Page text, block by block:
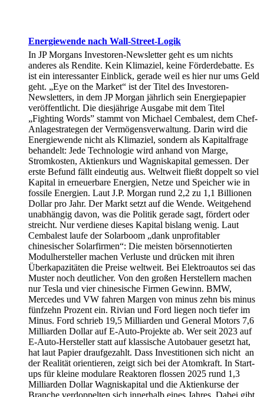
Energiewende nach Wall-Street-Logik
In JP Morgans Investoren-Newsletter geht es um nichts
anderes als Rendite. Kein Klimaziel, keine Förderdebatte. Es
ist ein interessanter Einblick, gerade weil es hier nur ums Geld
geht. „Eye on the Market“ ist der Titel des Investoren-
Newsletters, in dem JP Morgan jährlich sein Energiepapier
veröffentlicht. Die diesjährige Ausgabe mit dem Titel
„Fighting Words” stammt von Michael Cembalest, dem Chef-
Anlagestrategen der Vermögensverwaltung. Darin wird die
Energiewende nicht als Klimaziel, sondern als Kapitalfrage
behandelt: Jede Technologie wird anhand von Marge,
Stromkosten, Aktienkurs und Wagniskapital gemessen. Der
erste Befund fällt eindeutig aus. Weltweit fließt doppelt so viel
Kapital in erneuerbare Energien, Netze und Speicher wie in
fossile Energien. Laut J.P. Morgan rund 2,2 zu 1,1 Billionen
Dollar pro Jahr. Der Markt setzt auf die Wende. Weitgehend
unabhängig davon, was die Politik gerade sagt, fördert oder
streicht. Nur verdiene dieses Kapital bislang wenig. Laut
Cembalest laufe der Solarboom „dank unprofitabler
chinesischer Solarfirmen“: Die meisten börsennotierten
Modulhersteller machen Verluste und drücken mit ihren
Überkapazitäten die Preise weltweit. Bei Elektroautos sei das
Muster noch deutlicher. Von den großen Herstellern machen
nur Tesla und vier chinesische Firmen Gewinn. BMW,
Mercedes und VW fahren Margen von minus zehn bis minus
fünfzehn Prozent ein. Rivian und Ford liegen noch tiefer im
Minus. Ford schrieb 19,5 Milliarden und General Motors 7,6
Milliarden Dollar auf E-Auto-Projekte ab. Wer seit 2023 auf
E-Auto-Hersteller statt auf klassische Autobauer gesetzt hat,
hat laut Papier draufgezahlt. Dass Investitionen sich nicht an
der Realität orientieren, zeigt sich bei der Atomkraft. In Start-
ups für kleine modulare Reaktoren flossen 2025 rund 1,3
Milliarden Dollar Wagniskapital und die Aktienkurse der